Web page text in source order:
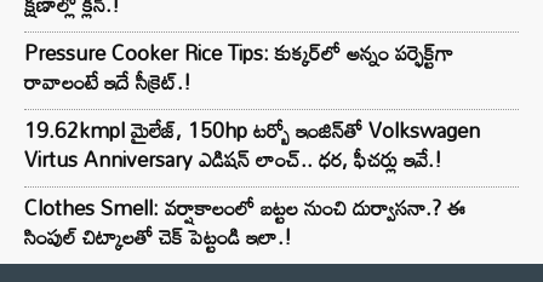
Pressure Cooker Rice Tips: కుక్కర్‌లో అన్నం పర్ఫెక్ట్‌గా
రావాలంటే ఇదే సీక్రెట్.!
19.62kmpl మైలేజ్, 150hp టర్బో ఇంజిన్‌తో Volkswagen
Virtus Anniversary ఎడిషన్ లాంచ్.. ధర, ఫీచర్లు ఇవే.!
Clothes Smell: వర్షాకాలంలో బట్టల నుంచి దుర్వాసనా.? ఈ
సింపుల్ చిట్కాలతో చెక్ పెట్టండి ఇలా.!